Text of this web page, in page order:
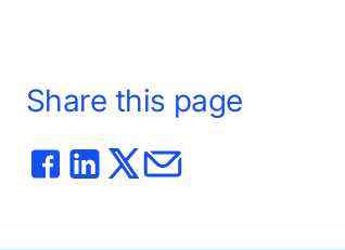
Share this page